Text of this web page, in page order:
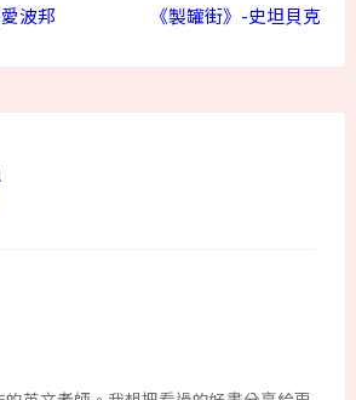
波邦 《製罐街》-史坦貝克